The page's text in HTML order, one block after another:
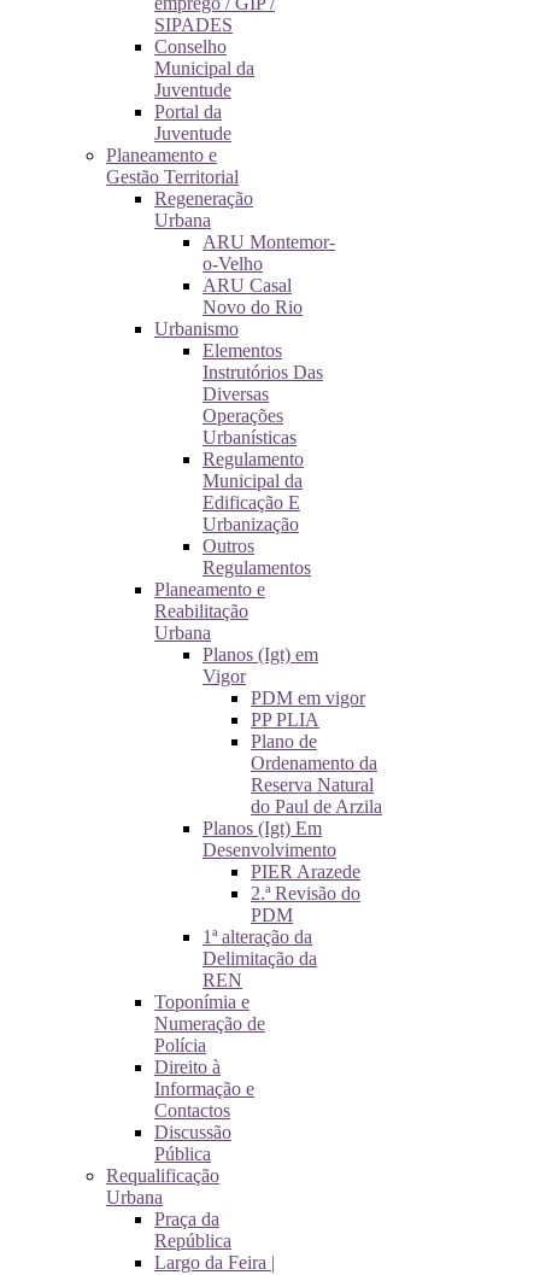
SIPADES
Conselho
Municipal da
Juventude
Portal da
Juventude
Planeamento e
Gestão Territorial
Regeneração
Urbana
ARU Montemor-
o-Velho
ARU Casal
Novo do Rio
Urbanismo
Elementos
Instrutórios Das
Diversas
Operações
Urbanísticas
Regulamento
Municipal da
Edificação E
Urbanização
Outros
Regulamentos
Planeamento e
Reabilitação
Urbana
Planos (Igt) em
Vigor
PDM em vigor
PP PLIA
Plano de
Ordenamento da
Reserva Natural
do Paul de Arzila
Planos (Igt) Em
Desenvolvimento
PIER Arazede
2.ª Revisão do
PDM
1ª alteração da
Delimitação da
REN
Toponímia e
Numeração de
Polícia
Direito à
Informação e
Contactos
Discussão
Pública
Requalificação
Urbana
Praça da
República
Largo da Feira |